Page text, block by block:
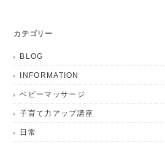
カテゴリー
BLOG
INFORMATION
ベビーマッサージ
子育て力アップ講座
日常